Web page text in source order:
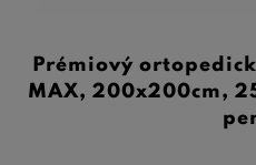
Prémiový
MAX, 200x200cm,